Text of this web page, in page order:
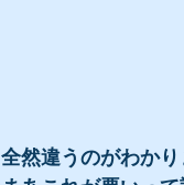
全然違うのがわか